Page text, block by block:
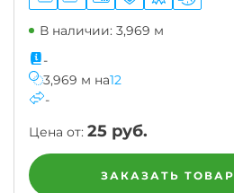
В наличии: 3,969 м
-
3,969 м на12
-
Цена от: 25 руб.
ЗАКАЗАТЬ ТОВАР